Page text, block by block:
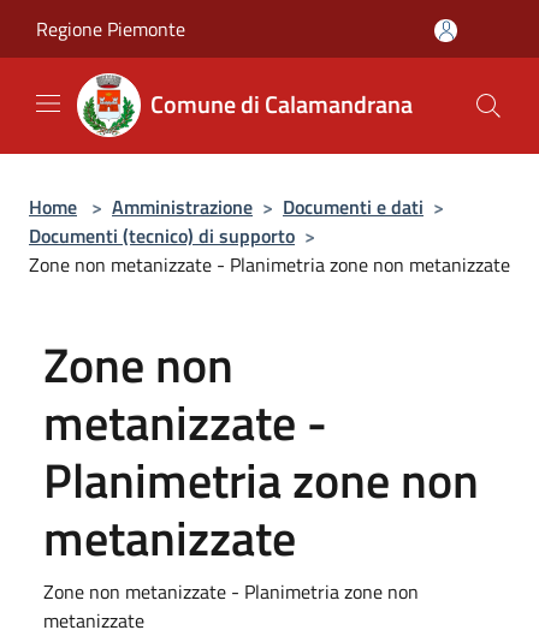
Regione Piemonte
Comune di Calamandrana
Home > Amministrazione > Documenti e dati >
Documenti (tecnico) di supporto >
Zone non metanizzate - Planimetria zone non metanizzate
Zone non
metanizzate -
Planimetria zone non
metanizzate
Zone non metanizzate - Planimetria zone non
metanizzate